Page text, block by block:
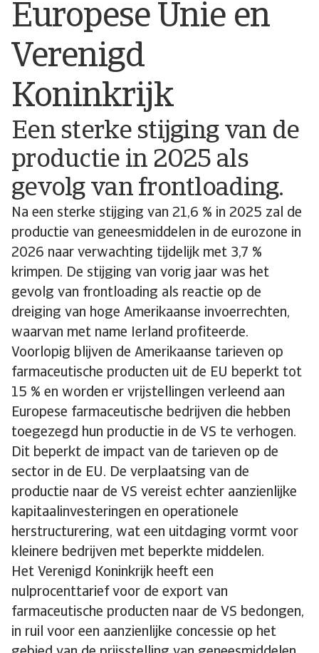
Europese Unie en
Verenigd
Koninkrijk
Een sterke stijging van de
productie in 2025 als
gevolg van frontloading.
Na een sterke stijging van 21,6 % in 2025 zal de
productie van geneesmiddelen in de eurozone in
2026 naar verwachting tijdelijk met 3,7 %
krimpen. De stijging van vorig jaar was het
gevolg van frontloading als reactie op de
dreiging van hoge Amerikaanse invoerrechten,
waarvan met name Ierland profiteerde.
Voorlopig blijven de Amerikaanse tarieven op
farmaceutische producten uit de EU beperkt tot
15 % en worden er vrijstellingen verleend aan
Europese farmaceutische bedrijven die hebben
toegezegd hun productie in de VS te verhogen.
Dit beperkt de impact van de tarieven op de
sector in de EU. De verplaatsing van de
productie naar de VS vereist echter aanzienlijke
kapitaalinvesteringen en operationele
herstructurering, wat een uitdaging vormt voor
kleinere bedrijven met beperkte middelen.
Het Verenigd Koninkrijk heeft een
nulprocenttarief voor de export van
farmaceutische producten naar de VS bedongen,
in ruil voor een aanzienlijke concessie op het